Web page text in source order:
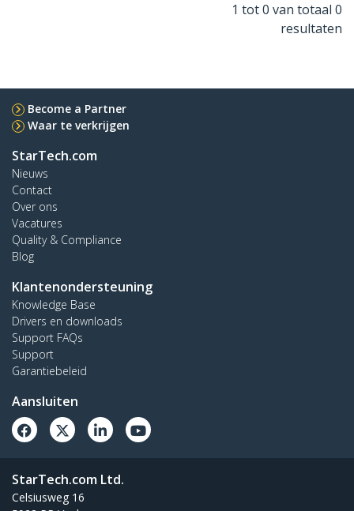
1 tot 0 van totaal 0
resultaten
Become a Partner
Waar te verkrijgen
StarTech.com
Nieuws
Contact
Over ons
Vacatures
Quality & Compliance
Blog
Klantenondersteuning
Knowledge Base
Drivers en downloads
Support FAQs
Support
Garantiebeleid
Aansluiten
StarTech.com Ltd.
Celsiusweg 16